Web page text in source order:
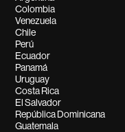
Colombia
Venezuela
Chile
Perú
Ecuador
Panamá
Uruguay
Costa Rica
El Salvador
República Dominicana
Guatemala